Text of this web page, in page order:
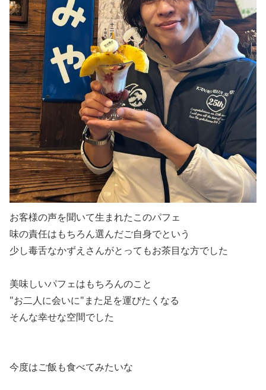
お客様の声を聞いて生まれたこのパフェ
味の責任はもちろん選んだご自身でという
少し毒舌なかずえさんがとってもお茶目な方でした
美味しいパフェはもちろんのこと
"お二人に会いに"また足を運びたくなる
そんな幸せな空間でした
今度はご飯も食べてみたいな